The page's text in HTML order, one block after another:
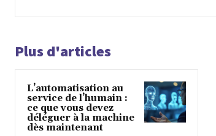
Plus d'articles
L’automatisation au
service de l’humain :
ce que vous devez
déléguer à la machine
dès maintenant